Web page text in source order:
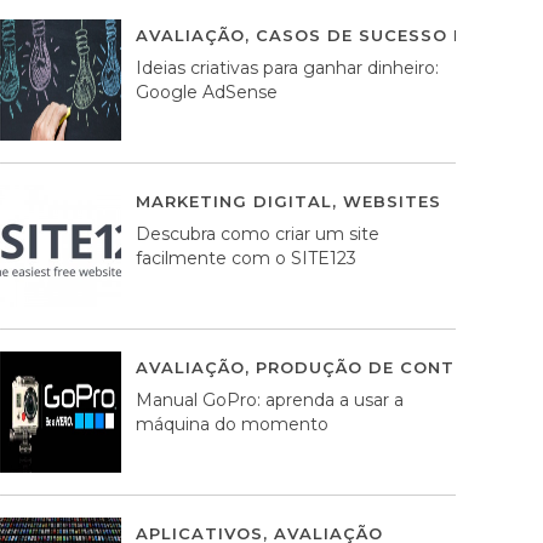
AVALIAÇÃO, CASOS DE SUCESSO DE
Ideias criativas para ganhar dinheiro:
Google AdSense
MARKETING DIGITAL, WEBSITES
Descubra como criar um site
facilmente com o SITE123
AVALIAÇÃO, PRODUÇÃO DE CONTEÚDOS
Manual GoPro: aprenda a usar a
máquina do momento
APLICATIVOS, AVALIAÇÃO